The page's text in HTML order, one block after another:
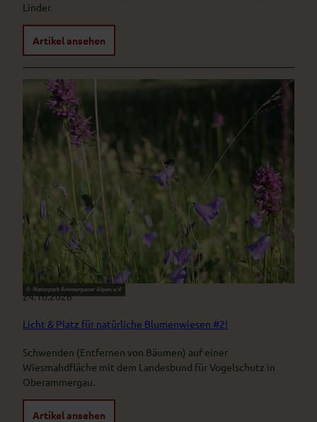
Linder.
Artikel ansehen
© Naturpark Ammergauer Alpen e.V.
24.10.2026
Licht & Platz für natürliche Blumenwiesen #2!
Schwenden (Entfernen von Bäumen) auf einer
Wiesmahdfläche mit dem Landesbund für Vogelschutz in
Oberammergau.
Artikel ansehen